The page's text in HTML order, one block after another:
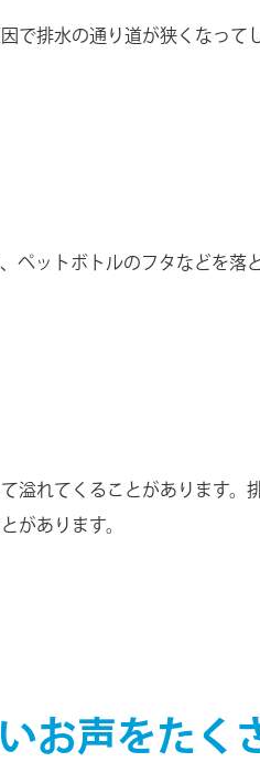
で排水の通り道が狭くなっ
ペットボトルのフタなどを
溢れてくることがあります
があります。
お声をたく